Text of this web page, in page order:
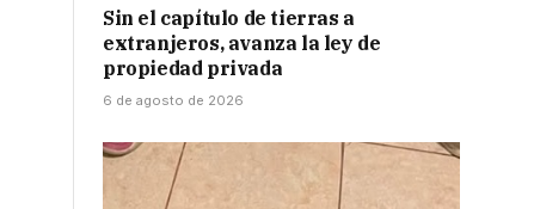
Sin el capítulo de tierras a
extranjeros, avanza la ley de
propiedad privada
6 de agosto de 2026